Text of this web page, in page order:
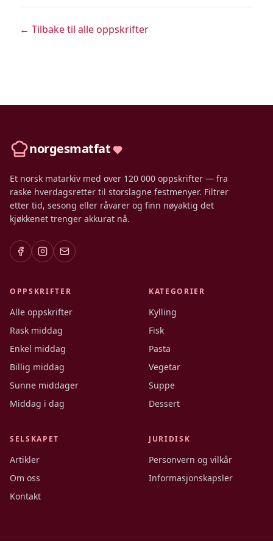
← Tilbake til alle oppskrifter
norgesmatfat
Et norsk matarkiv med over 120 000 oppskrifter — fra
raske hverdagsretter til storslagne festmenyer. Filtrer
etter tid, sesong eller råvarer og finn nøyaktig det
kjøkkenet trenger akkurat nå.
OPPSKRIFTER
Alle oppskrifter
Rask middag
Enkel middag
Billig middag
Sunne middager
Middag i dag
KATEGORIER
Kylling
Fisk
Pasta
Vegetar
Suppe
Dessert
SELSKAPET
Artikler
Om oss
Kontakt
JURIDISK
Personvern og vilkår
Informasjonskapsler